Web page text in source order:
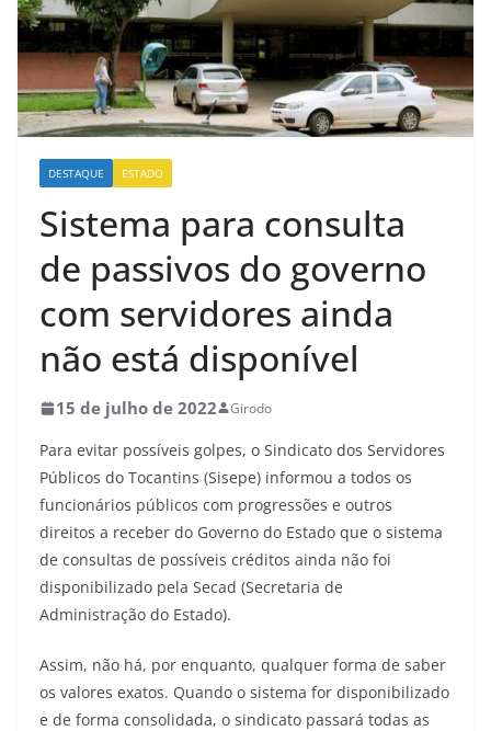
DESTAQUE ESTADO
Sistema para consulta
de passivos do governo
com servidores ainda
não está disponível
15 de julho de 2022 Girodo
Para evitar possíveis golpes, o Sindicato dos Servidores
Públicos do Tocantins (Sisepe) informou a todos os
funcionários públicos com progressões e outros
direitos a receber do Governo do Estado que o sistema
de consultas de possíveis créditos ainda não foi
disponibilizado pela Secad (Secretaria de
Administração do Estado).
Assim, não há, por enquanto, qualquer forma de saber
os valores exatos. Quando o sistema for disponibilizado
e de forma consolidada, o sindicato passará todas as